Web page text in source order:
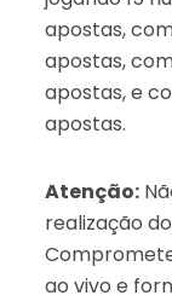
apostas,
apostas,
apostas, e
apostas.
Atenção:
realização
ao vivo e